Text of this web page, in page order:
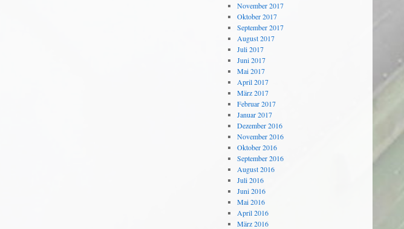
November 2017
Oktober 2017
September 2017
August 2017
Juli 2017
Juni 2017
Mai 2017
April 2017
März 2017
Februar 2017
Januar 2017
Dezember 2016
November 2016
Oktober 2016
September 2016
August 2016
Juli 2016
Juni 2016
Mai 2016
April 2016
März 2016